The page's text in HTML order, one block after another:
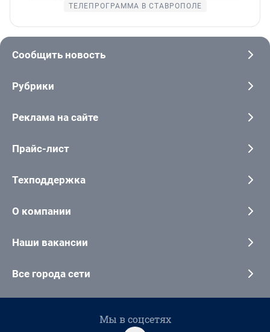
ТЕЛЕПРОГРАММА В СТАВРОПОЛЕ
Сообщить новость
Рубрики
Реклама на сайте
Прайс-лист
Техподдержка
О компании
Наши вакансии
Все города сети
Мы в соцсетях